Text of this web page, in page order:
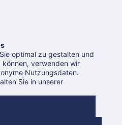
Datenschutzerklärung
optimal zu gestalten und
verwenden wir
Nutzungsdaten.
Sie in unserer